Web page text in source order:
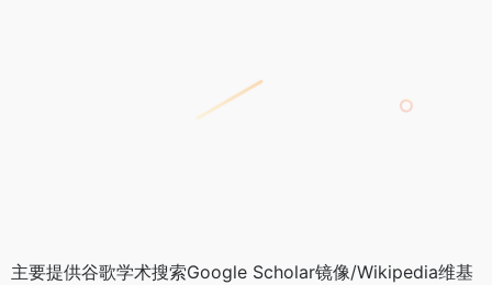
主要提供谷歌学术搜索Google Scholar镜像/Wikipedia维基